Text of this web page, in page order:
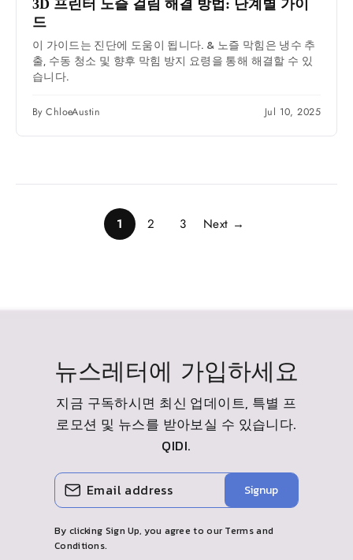
3D 프린터 노즐 걸림 해결 방법: 단계별 가이
드
이 가이드는 진단에 도움이 됩니다. & 노즐 막힘은 냉수 추
출, 수동 청소 및 향후 막힘 방지 요령을 통해 해결할 수 있
습니다.
By ChloeAustin Jul 10, 2025
1 2 3 Next →
뉴스레터에 가입하세요
지금 구독하시면 최신 업데이트, 특별 프
로모션 및 뉴스를 받아보실 수 있습니다.
QIDI.
이
메
일
입
력
하
구
독
하
Signup
By clicking Sign Up, you agree to our Terms and
Conditions.